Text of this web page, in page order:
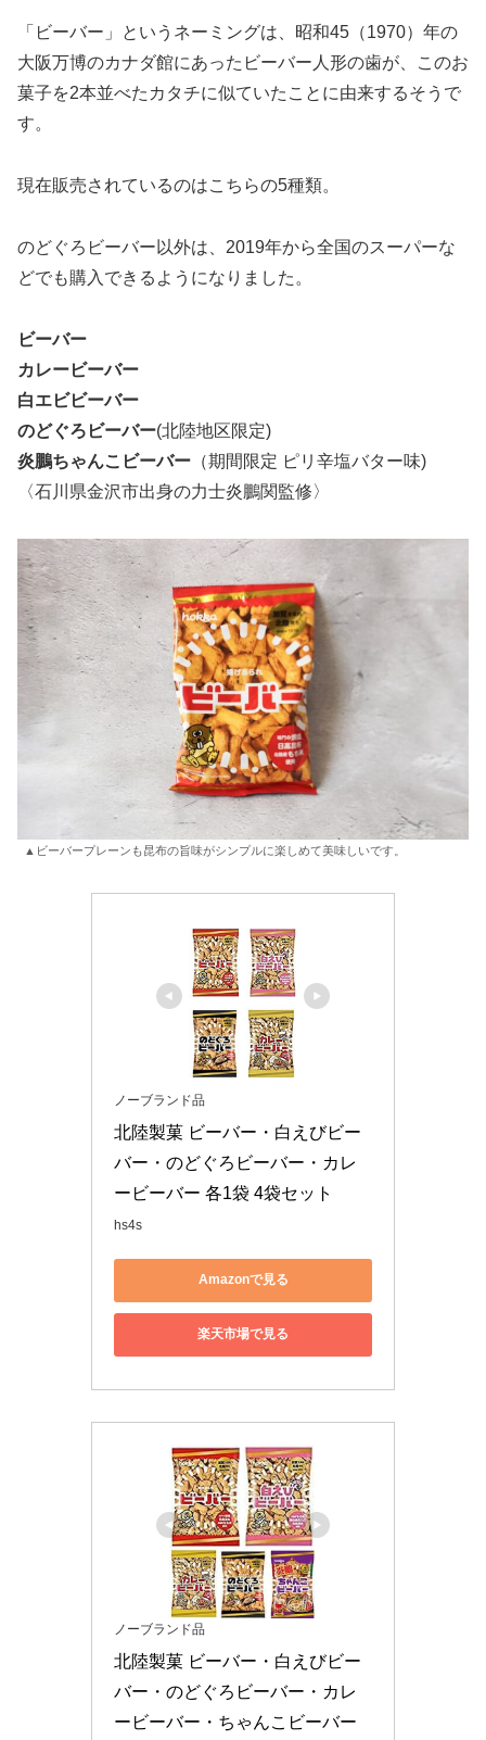
「ビーバー」というネーミングは、昭和45（1970）年の
大阪万博のカナダ館にあったビーバー人形の歯が、このお
菓子を2本並べたカタチに似ていたことに由来するそうで
す。
現在販売されているのはこちらの5種類。
のどぐろビーバー以外は、2019年から全国のスーパーな
どでも購入できるようになりました。
ビーバー
カレービーバー
白エビビーバー
のどぐろビーバー(北陸地区限定)
炎鵬ちゃんこビーバー （期間限定 ピリ辛塩バター味)
〈石川県金沢市出身の力士炎鵬関監修〉
▲ビーバープレーンも昆布の旨味がシンプルに楽しめて美味しいです。
ノーブランド品
北陸製菓 ビーバー・白えびビー
バー・のどぐろビーバー・カレ
ービーバー 各1袋 4袋セット
hs4s
Amazonで見る
楽天市場で見る
ノーブランド品
北陸製菓 ビーバー・白えびビー
バー・のどぐろビーバー・カレ
ービーバー・ちゃんこビーバー